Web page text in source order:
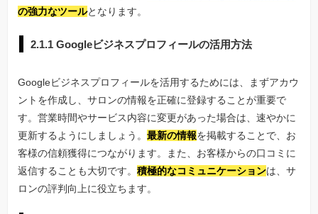
の強力なツールとなります。
2.1.1 Googleビジネスプロフィールの活用方法
Googleビジネスプロフィールを活用するためには、まずアカウ
ントを作成し、サロンの情報を正確に登録することが重要で
す。営業時間やサービス内容に変更があった場合は、速やかに
更新するようにしましょう。最新の情報を掲載することで、お
客様の信頼獲得につながります。また、お客様からの口コミに
返信することも大切です。積極的なコミュニケーションは、サ
ロンの評判向上に役立ちます。